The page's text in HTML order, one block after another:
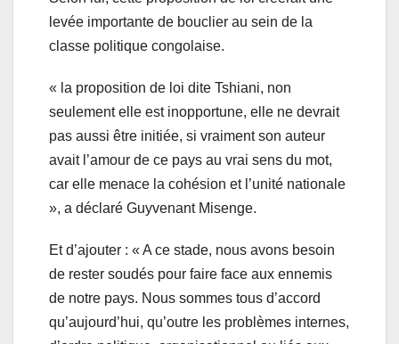
levée importante de bouclier au sein de la
classe politique congolaise.
« la proposition de loi dite Tshiani, non
seulement elle est inopportune, elle ne devrait
pas aussi être initiée, si vraiment son auteur
avait l’amour de ce pays au vrai sens du mot,
car elle menace la cohésion et l’unité nationale
», a déclaré Guyvenant Misenge.
Et d’ajouter : « A ce stade, nous avons besoin
de rester soudés pour faire face aux ennemis
de notre pays. Nous sommes tous d’accord
qu’aujourd’hui, qu’outre les problèmes internes,